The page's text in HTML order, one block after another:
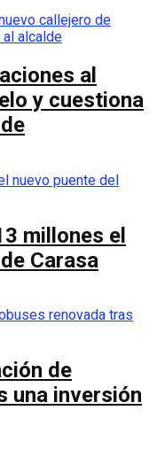
al
y cuestiona
millones el
Carasa
de
una inversión